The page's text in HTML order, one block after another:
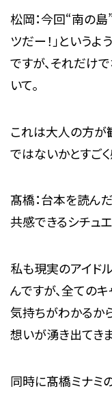
松岡：今回“南の島
ツだー！」という
ですが、それだけ
いて。
これは大人の方が
ではないかとすごく
髙橋：台本を読ん
共感できるシチュ
私も現実のアイド
んですが、全ての
気持ちがわかるか
想いが湧き出てき
同時に髙橋ミナミ